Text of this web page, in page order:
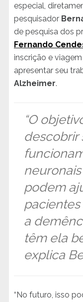
especial,
pesquisador
de pesquisa dos
Fernando
inscrição e
apresentar seu
Alzheimer.
“O
descobrir
podem
a
têm ela
explica
“No futuro, isso